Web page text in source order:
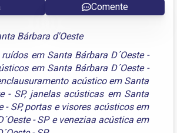
Comente
Bárbara d'Oeste
em Santa Bárbara D´Oeste -
em Santa Bárbara D´Oeste -
acústico em Santa
- SP, janelas acústicas em Santa
- SP,portas e visores acústicos em
- SPe veneziaa acústica em